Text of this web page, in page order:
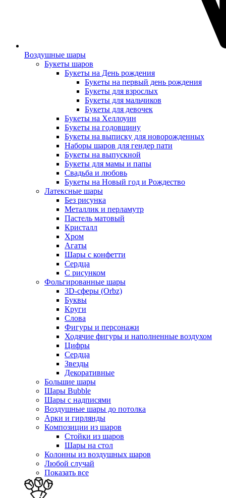
Воздушные шары
Букеты шаров
Букеты на День рождения
Букеты на первый день рождения
Букеты для взрослых
Букеты для мальчиков
Букеты для девочек
Букеты на Хеллоуин
Букеты на годовщину
Букеты на выписку для новорожденных
Наборы шаров для гендер пати
Букеты на выпускной
Букеты для мамы и папы
Свадьба и любовь
Букеты на Новый год и Рождество
Латексные шары
Без рисунка
Металлик и перламутр
Пастель матовый
Кристалл
Хром
Агаты
Шары с конфетти
Сердца
С рисунком
Фольгированные шары
3D-сферы (Orbz)
Буквы
Круги
Слова
Фигуры и персонажи
Ходячие фигуры и наполненные воздухом
Цифры
Сердца
Звезды
Декоративные
Большие шары
Шары Bubble
Шары с надписями
Воздушные шары до потолка
Арки и гирлянды
Композиции из шаров
Стойки из шаров
Шары на стол
Колонны из воздушных шаров
Любой случай
Показать все